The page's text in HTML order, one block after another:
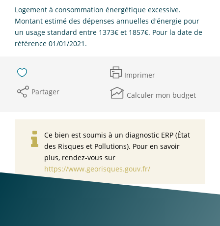
Logement à consommation énergétique excessive.
Montant estimé des dépenses annuelles d'énergie pour
un usage standard entre 1373€ et 1857€. Pour la date de
référence 01/01/2021.
Imprimer
Partager
Calculer mon budget
Ce bien est soumis à un diagnostic ERP (État
des Risques et Pollutions). Pour en savoir
plus, rendez-vous sur
https://www.georisques.gouv.fr/